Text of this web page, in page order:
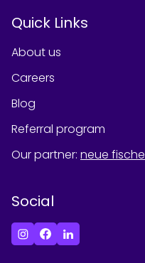
Quick Links
About us
Careers
Blog
Referral program
Our partner: neue fische
Social